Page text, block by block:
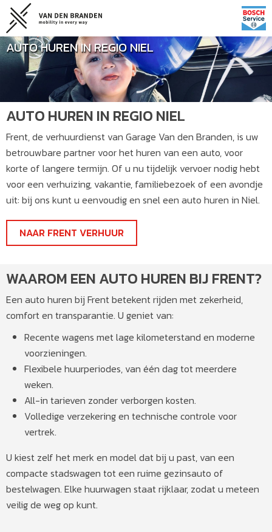
AUTO HUREN IN REGIO NIEL
AUTO HUREN IN REGIO NIEL
Frent, de verhuurdienst van Garage Van den Branden, is uw
betrouwbare partner voor het huren van een auto, voor
korte of langere termijn. Of u nu tijdelijk vervoer nodig hebt
voor een verhuizing, vakantie, familiebezoek of een avondje
uit: bij ons kunt u eenvoudig en snel een auto huren in Niel.
NAAR FRENT VERHUUR
WAAROM EEN AUTO HUREN BIJ FRENT?
Een auto huren bij Frent betekent rijden met zekerheid,
comfort en transparantie. U geniet van:
Recente wagens met lage kilometerstand en moderne
voorzieningen.
Flexibele huurperiodes, van één dag tot meerdere
weken.
All-in tarieven zonder verborgen kosten.
Volledige verzekering en technische controle voor
vertrek.
U kiest zelf het merk en model dat bij u past, van een
compacte stadswagen tot een ruime gezinsauto of
bestelwagen. Elke huurwagen staat rijklaar, zodat u meteen
veilig de weg op kunt.